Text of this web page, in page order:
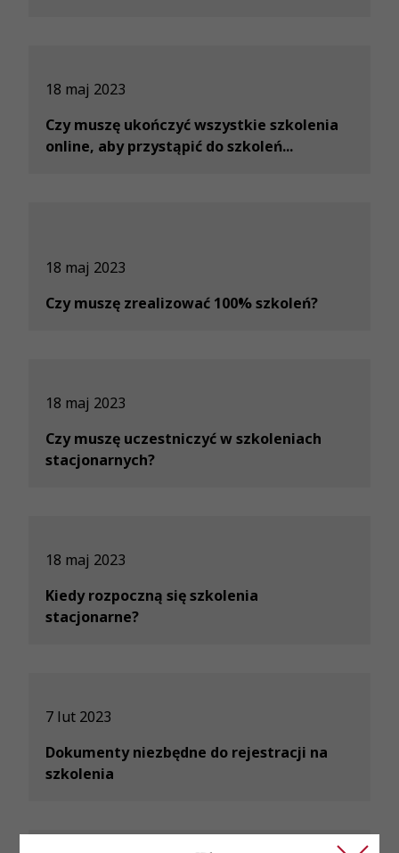
18 maj 2023
Czy muszę ukończyć wszystkie szkolenia
online, aby przystąpić do szkoleń...
18 maj 2023
Czy muszę zrealizować 100% szkoleń?
18 maj 2023
Czy muszę uczestniczyć w szkoleniach
stacjonarnych?
18 maj 2023
Kiedy rozpoczną się szkolenia
stacjonarne?
7 lut 2023
Dokumenty niezbędne do rejestracji na
szkolenia